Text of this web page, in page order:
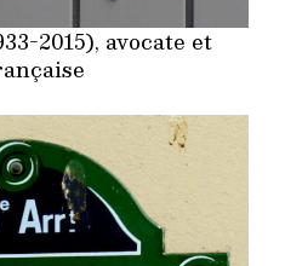
2015), avocate et